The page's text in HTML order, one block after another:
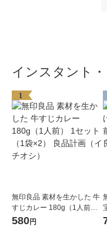
インスタント
1
無印良品 素材を生かした 牛
すじカレー 180g（1人前）
1セット（1袋×2） 良品計画
580円